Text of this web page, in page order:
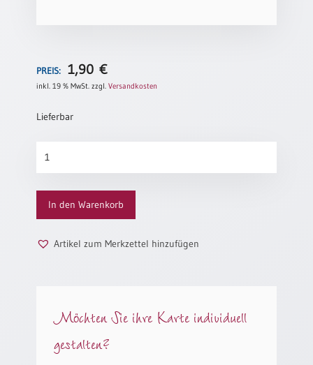
Anlässe
Konfirmation
Eheschliessung
Hochzeitsjubiläum
PREIS: 1,90€
inkl. 19 % MwSt. zzgl.Versandkosten
Lieferbar
Menge
In den Warenkorb
Artikel zum Merkzettel hinzufügen
Möchten Sie ihre Karte individuell
gestalten?